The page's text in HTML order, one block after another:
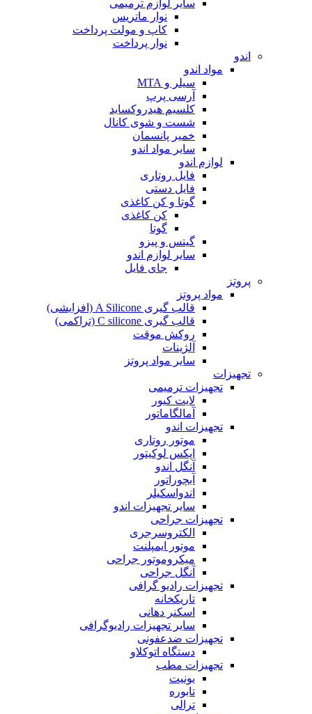
سایر لوازم ترمیمی
نوار ماتریس
کاپ و مولت پرداخت
نوار پرداخت
اندو
مواد اندو
سیلر و MTA
آرسی پرپ
کلسیم هیدروکساید
شست و شوی کانال
خمیر پانسمان
سایر مواد اندو
لوازم اندو
فایل روتاری
فایل دستی
گوتا و کن کاغذی
کن کاغذی
گوتا
گیتس و پیزو
سایر لوازم اندو
جای فایل
پروتز
مواد پروتز
قالب گیری A Silicone (افزایشی)
قالب گیری C silicone (تراکمی)
روکش موقت
آلژینات
سایر مواد پروتز
تجهیزات
تجهیزات ترمیمی
لایت کیور
آمالگاماتور
تجهیزات اندو
موتور روتاری
اپکس لوکیتور
آنگل اندو
آبچوراتور
اندواسکیلر
سایر تجهیزات اندو
تجهیزات جراحی
الکتروسرجری
موتور ایمپلنت
میکروموتور جراحی
آنگل جراحی
تجهیزات رادیو گرافی
تاریکخانه
اسکنر دهانی
سایر تجهیزات رادیوگرافی
تجهیزات ضدعفونی
دستگاه اتوکلاو
تجهیزات مطب
یونیت
تابوره
ترالی